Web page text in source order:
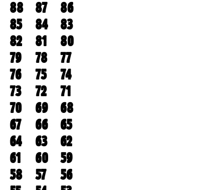
88
87
86
85
84
83
82
81
80
79
78
77
76
75
74
73
72
71
70
69
68
67
66
65
64
63
62
61
60
59
58
57
56